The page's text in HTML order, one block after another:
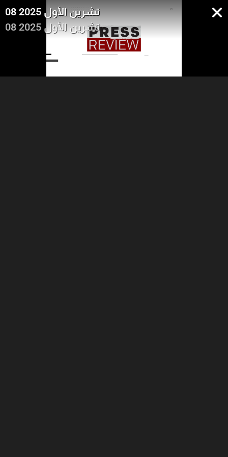
08 تشرين الأول 2025
08 تشرين الأول 2025